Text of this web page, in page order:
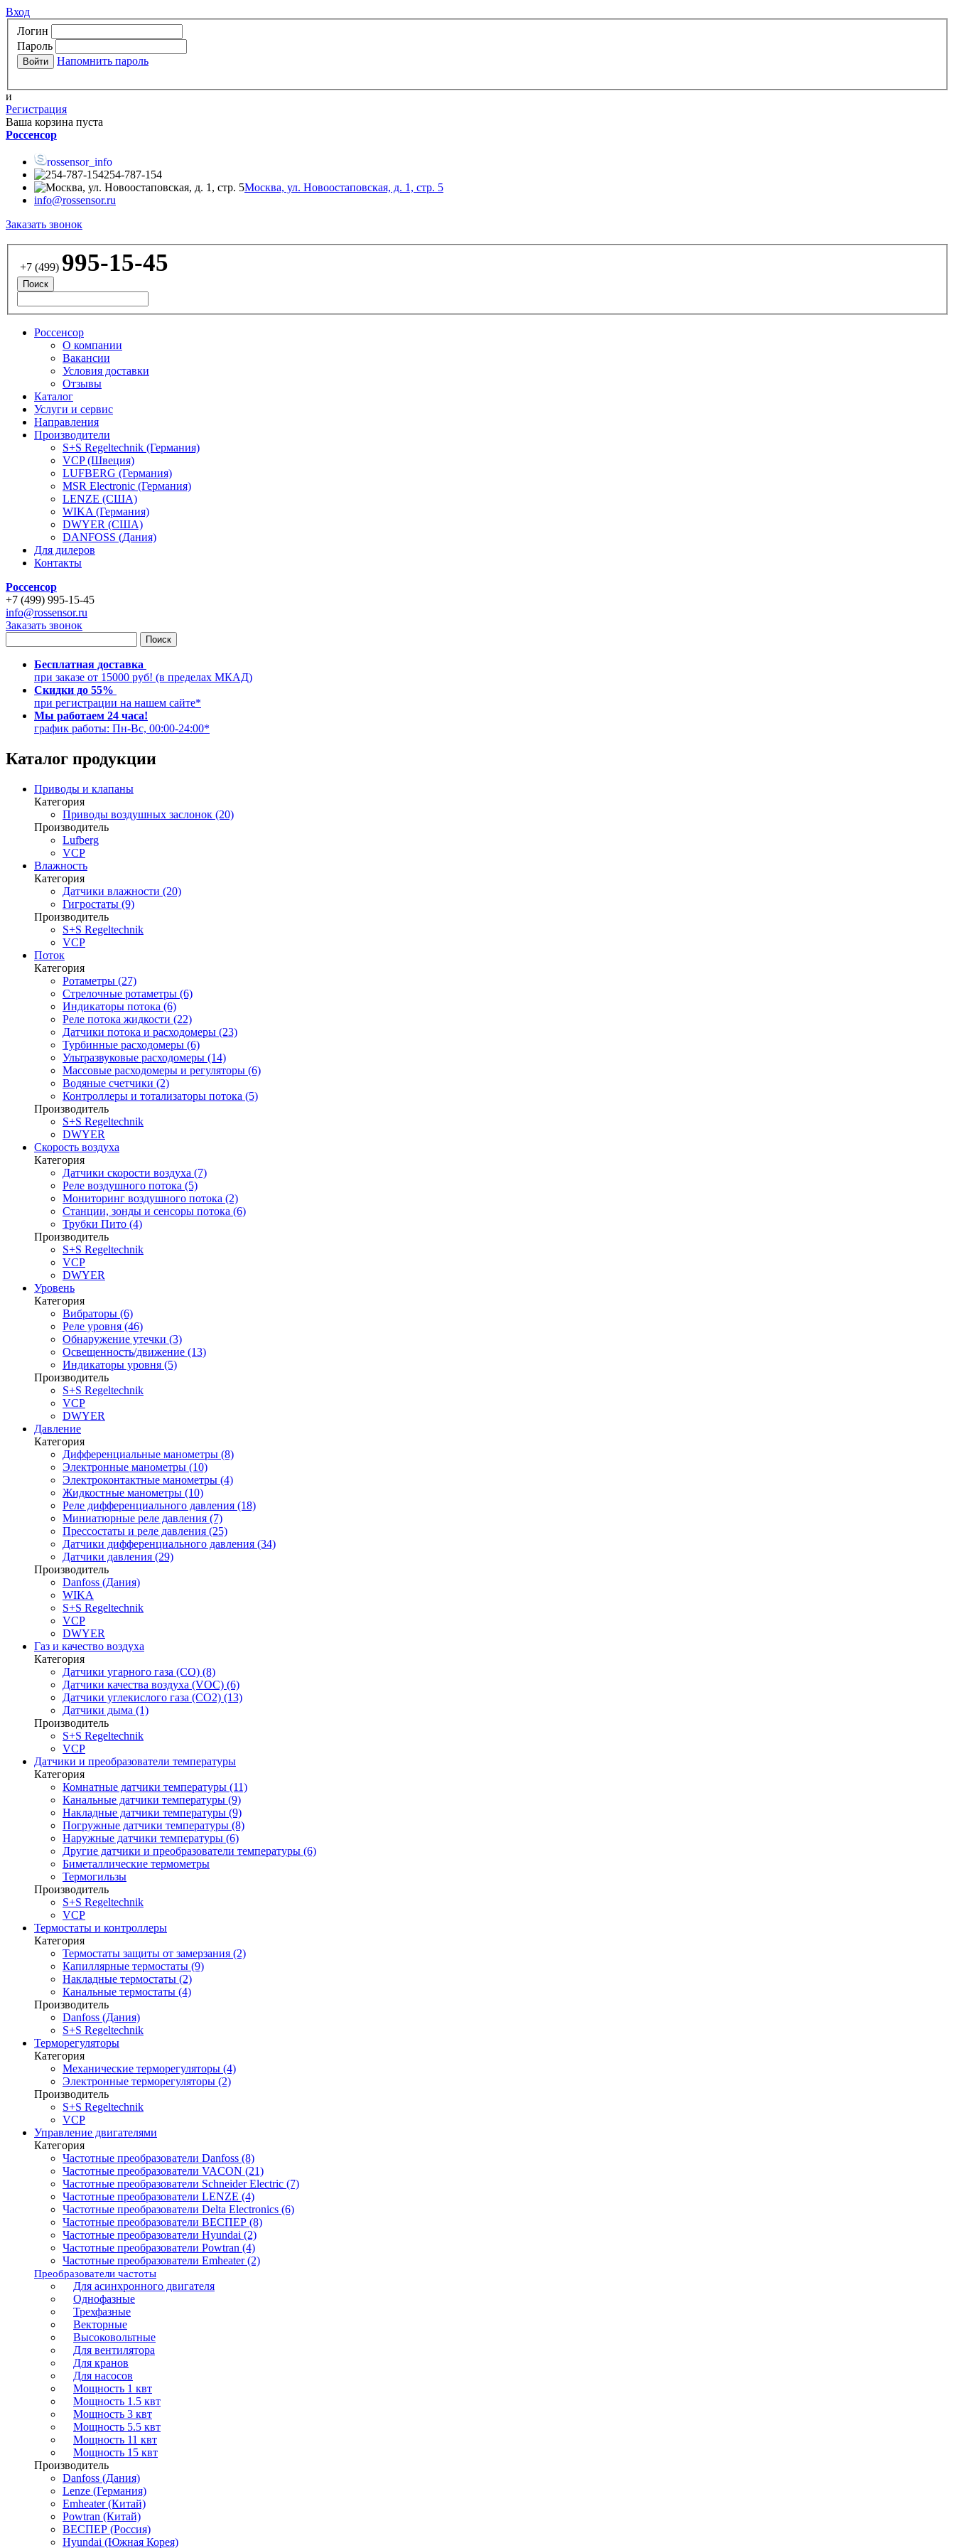
Вход
Логин
Пароль
Напомнить пароль
и
Регистрация
Ваша корзина пуста
Россенсор
rossensor_info
254-787-154
Москва, ул. Новоостаповская, д. 1, стр. 5
info@rossensor.ru
Заказать звонок
+7 (499) 995-15-45
Россенсор
О компании
Вакансии
Условия доставки
Отзывы
Каталог
Услуги и сервис
Направления
Производители
S+S Regeltechnik (Германия)
VCP (Швеция)
LUFBERG (Германия)
MSR Electronic (Германия)
LENZE (США)
WIKA (Германия)
DWYER (США)
DANFOSS (Дания)
Для дилеров
Контакты
Россенсор
+7 (499) 995-15-45
info@rossensor.ru
Заказать звонок
Бесплатная доставка
при заказе от 15000 руб! (в пределах МКАД)
Скидки до 55%
при регистрации на нашем сайте*
Мы работаем 24 часа!
график работы: Пн-Вс, 00:00-24:00*
Каталог продукции
Приводы и клапаны
Категория
Приводы воздушных заслонок (20)
Производитель
Lufberg
VCP
Влажность
Категория
Датчики влажности (20)
Гигростаты (9)
Производитель
S+S Regeltechnik
VCP
Поток
Категория
Ротаметры (27)
Стрелочные ротаметры (6)
Индикаторы потока (6)
Реле потока жидкости (22)
Датчики потока и расходомеры (23)
Турбинные расходомеры (6)
Ультразвуковые расходомеры (14)
Массовые расходомеры и регуляторы (6)
Водяные счетчики (2)
Контроллеры и тотализаторы потока (5)
Производитель
S+S Regeltechnik
DWYER
Скорость воздуха
Категория
Датчики скорости воздуха (7)
Реле воздушного потока (5)
Мониторинг воздушного потока (2)
Станции, зонды и сенсоры потока (6)
Трубки Пито (4)
Производитель
S+S Regeltechnik
VCP
DWYER
Уровень
Категория
Вибраторы (6)
Реле уровня (46)
Обнаружение утечки (3)
Освещенность/движение (13)
Индикаторы уровня (5)
Производитель
S+S Regeltechnik
VCP
DWYER
Давление
Категория
Дифференциальные манометры (8)
Электронные манометры (10)
Электроконтактные манометры (4)
Жидкостные манометры (10)
Реле дифференциального давления (18)
Миниатюрные реле давления (7)
Прессостаты и реле давления (25)
Датчики дифференциального давления (34)
Датчики давления (29)
Производитель
Danfoss (Дания)
WIKA
S+S Regeltechnik
VCP
DWYER
Газ и качество воздуха
Категория
Датчики угарного газа (CO) (8)
Датчики качества воздуха (VOC) (6)
Датчики углекислого газа (CO2) (13)
Датчики дыма (1)
Производитель
S+S Regeltechnik
VCP
Датчики и преобразователи температуры
Категория
Комнатные датчики температуры (11)
Канальные датчики температуры (9)
Накладные датчики температуры (9)
Погружные датчики температуры (8)
Наружные датчики температуры (6)
Другие датчики и преобразователи температуры (6)
Биметаллические термометры
Термогильзы
Производитель
S+S Regeltechnik
VCP
Термостаты и контроллеры
Категория
Термостаты защиты от замерзания (2)
Капиллярные термостаты (9)
Накладные термостаты (2)
Канальные термостаты (4)
Производитель
Danfoss (Дания)
S+S Regeltechnik
Терморегуляторы
Категория
Механические терморегуляторы (4)
Электронные терморегуляторы (2)
Производитель
S+S Regeltechnik
VCP
Управление двигателями
Категория
Частотные преобразователи Danfoss (8)
Частотные преобразователи VACON (21)
Частотные преобразователи Schneider Electric (7)
Частотные преобразователи LENZE (4)
Частотные преобразователи Delta Electronics (6)
Частотные преобразователи ВЕСПЕР (8)
Частотные преобразователи Hyundai (2)
Частотные преобразователи Powtran (4)
Частотные преобразователи Emheater (2)
Преобразователи частоты
Для асинхронного двигателя
Однофазные
Трехфазные
Векторные
Высоковольтные
Для вентилятора
Для кранов
Для насосов
Мощность 1 квт
Мощность 1.5 квт
Мощность 3 квт
Мощность 5.5 квт
Мощность 11 квт
Мощность 15 квт
Производитель
Danfoss (Дания)
Lenze (Германия)
Emheater (Китай)
Powtran (Китай)
ВЕСПЕР (Россия)
Hyundai (Южная Корея)